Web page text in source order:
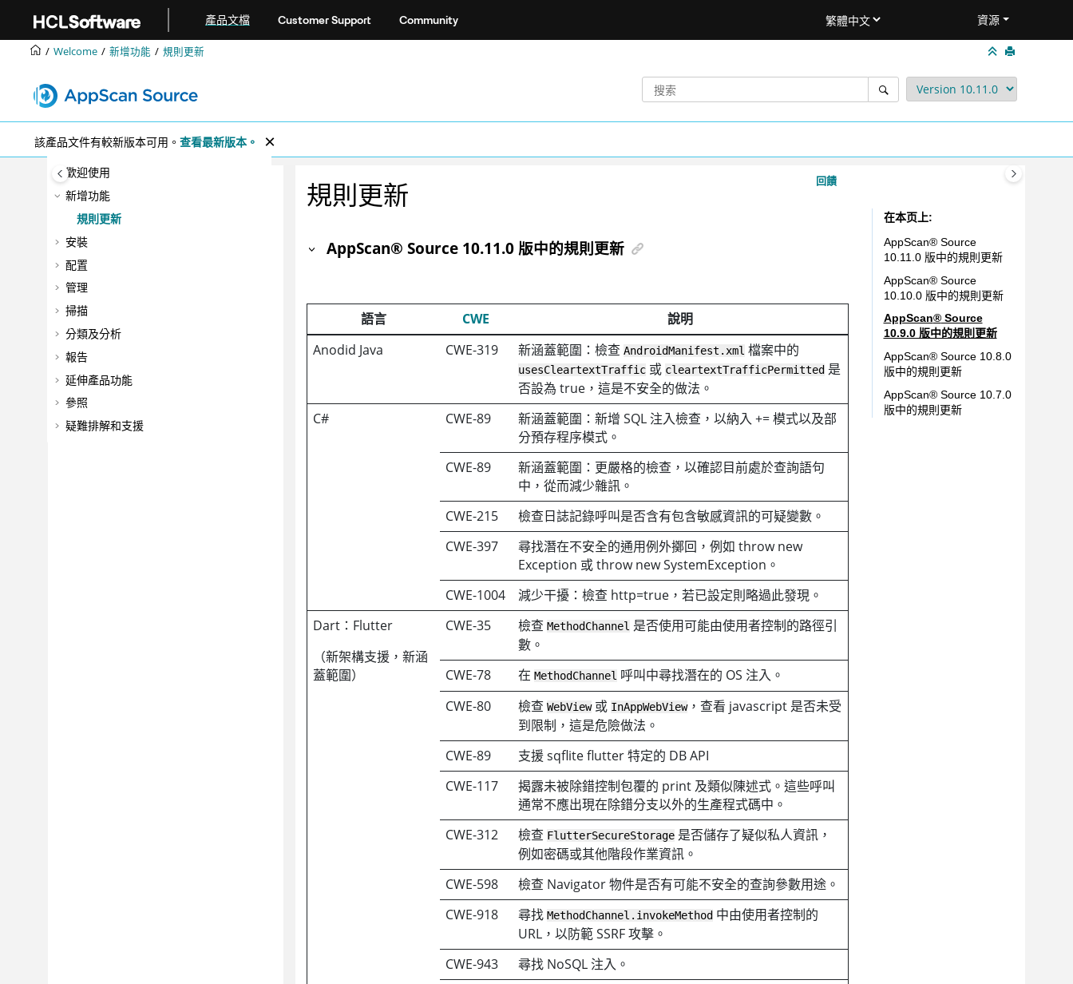
產品文檔 Customer Support Community 資源
Welcome 新增功能 規則更新
該產品文件有較新版本可用。 查看最新版本。
歡迎使用
新增功能
規則更新
安裝
配置
管理
掃描
分類及分析
報告
延伸產品功能
參照
疑難排解和支援
回饋
規則更新
AppScan® Source10.11.0 版中的規則更新
語言 CWE
說明
Anodid Java
CWE-319 新涵蓋範圍：檢查AndroidManifest.xml 檔案中的
usesCleartextTraffic 或 cleartextTrafficPermitted 是
否設為 true，這是不安全的做法。
C#
CWE-89
新涵蓋範圍：新增 SQL 注入檢查，以納入 += 模式以及部
分預存程序模式。
CWE-89
新涵蓋範圍：更嚴格的檢查，以確認目前處於查詢語句
中，從而減少雜訊。
CWE-215
檢查日誌記錄呼叫是否含有包含敏感資訊的可疑變數。
CWE-397
尋找潛在不安全的通用例外擲回，例如 throw new
Exception 或 throw new SystemException。
CWE-1004
減少干擾：檢查 http=true，若已設定則略過此發現。
Dart：Flutter
（新架構支援，新涵
蓋範圍）
CWE-35 檢查MethodChannel 是否使用可能由使用者控制的路徑引
數。
CWE-78
在MethodChannel 呼叫中尋找潛在的 OS 注入。
CWE-80
檢查WebView或 InAppWebView，查看 javascript 是否未受
到限制，這是危險做法。
CWE-89
支援 sqflite flutter 特定的 DB API
CWE-117
揭露未被除錯控制包覆的 print 及類似陳述式。這些呼叫
通常不應出現在除錯分支以外的生產程式碼中。
CWE-312
檢查 FlutterSecureStorage 是否儲存了疑似私人資訊，
例如密碼或其他階段作業資訊。
CWE-598
檢查 Navigator 物件是否有可能不安全的查詢參數用途。
CWE-918
尋找MethodChannel.invokeMethod 中由使用者控制的
URL，以防範 SSRF 攻擊。
CWE-943
尋找 NoSQL 注入。
在本页上
AppScan®Source
10.11.0 版中的規則更新
AppScan®Source
10.10.0 版中的規則更新
AppScan®Source
10.9.0 版中的規則更新
AppScan®Source10.8.0
版中的規則更新
AppScan®Source10.7.0
版中的規則更新